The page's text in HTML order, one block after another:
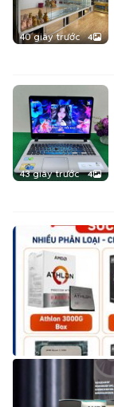
40 giây trước 4
43 giây trước 4